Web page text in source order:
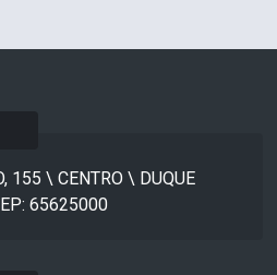
155 \ CENTRO \ DUQUE
65625000